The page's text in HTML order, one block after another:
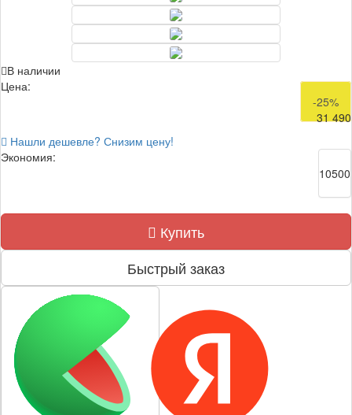
В наличии
Цена:
41 990
-25%
31 490
Нашли дешевле? Снизим цену!
Экономия:
10500
Купить
Быстрый заказ